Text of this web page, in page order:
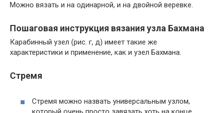
Можно вязать и на одинарной, и на двойной веревке.
Пошаговая инструкция вязания узла Бахмана
Карабинный узел (рис. г, д) имеет такие же
характеристики и применение, как и узел Бахмана.
Стремя
Стремя можно назвать универсальным узлом,